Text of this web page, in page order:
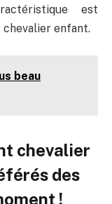
est
enfant.
beau
chevalier
des
!